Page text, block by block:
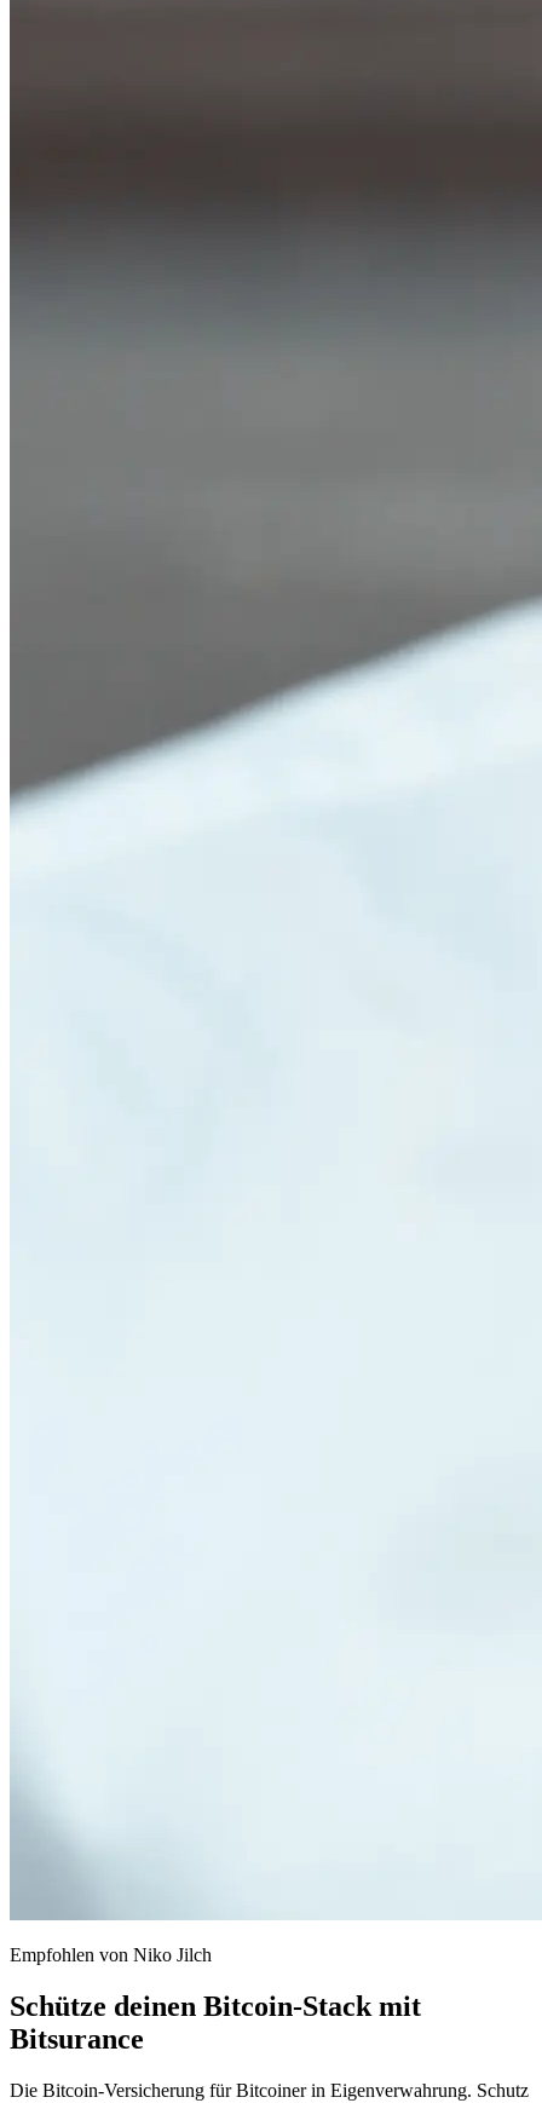
Empfohlen von Niko Jilch
Schütze deinen Bitcoin-Stack mit
Bitsurance
Die Bitcoin-Versicherung für Bitcoiner in Eigenverwahrung. Schutz